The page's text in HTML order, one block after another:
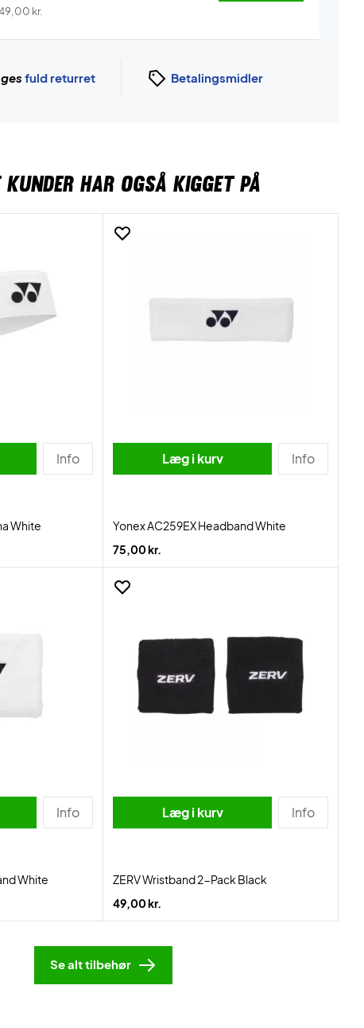
kr.
fuld returret Betalingsmidler
KUNDER HAR OGSÅ KIGGET PÅ
Info
White
Læg i kurv Info
Yonex AC259EX Headband White
75,00 kr.
Info
White
Læg i kurv Info
ZERV Wristband 2-Pack Black
49,00 kr.
Se alt tilbehør